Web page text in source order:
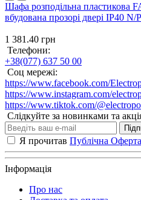
Шафа розподільна пластикова
вбудована прозорі двері IP40 N/
1 381.40 грн
Телефони:
+38(077) 637 50 00
Соц мережі:
https://www.facebook.com/
https://www.instagram.com/
https://www.tiktok.com/
Слідкуйте за новинками та
Я прочитав Публічна Оферта
Інформація
Про нас